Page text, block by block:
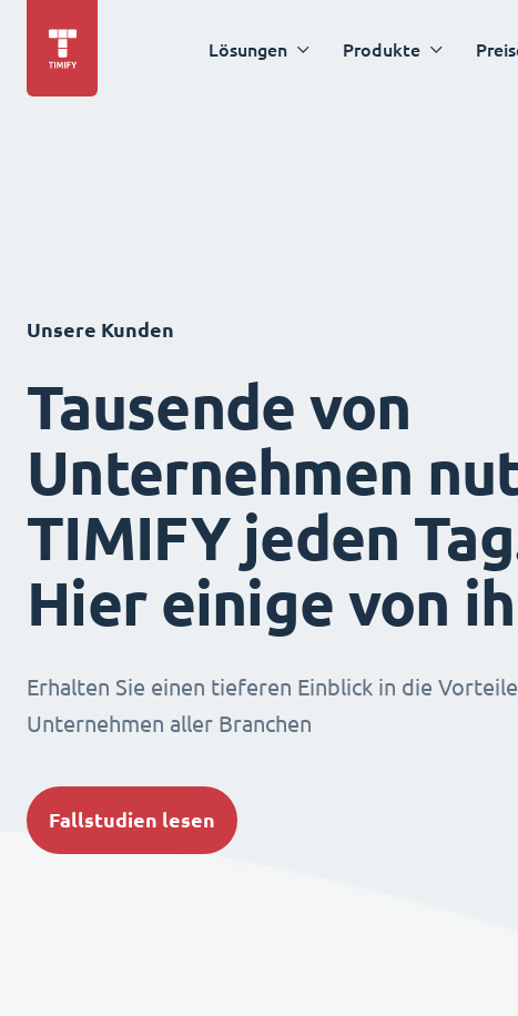
Lösungen Produkte
Unsere Kunden
Tausende von
Unternehmen
TIMIFY jeden
Hier einige von
Erhalten Sie einen tieferen Einblick in die
Unternehmen aller Branchen
Fallstudien lesen